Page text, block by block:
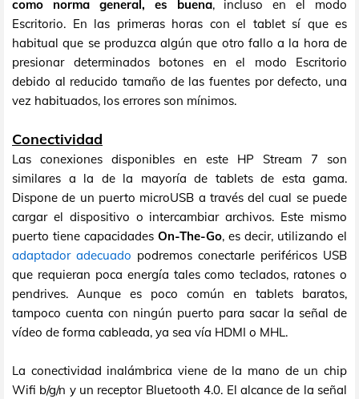
como norma general, es buena, incluso en el modo
Escritorio. En las primeras horas con el tablet sí que es
habitual que se produzca algún que otro fallo a la hora de
presionar determinados botones en el modo Escritorio
debido al reducido tamaño de las fuentes por defecto, una
vez habituados, los errores son mínimos.
Conectividad
Las conexiones disponibles en este HP Stream 7 son
similares a la de la mayoría de tablets de esta gama.
Dispone de un puerto microUSB a través del cual se puede
cargar el dispositivo o intercambiar archivos. Este mismo
puerto tiene capacidades On-The-Go, es decir, utilizando el
adaptador adecuado podremos conectarle periféricos USB
que requieran poca energía tales como teclados, ratones o
pendrives. Aunque es poco común en tablets baratos,
tampoco cuenta con ningún puerto para sacar la señal de
vídeo de forma cableada, ya sea vía HDMI o MHL.
La conectividad inalámbrica viene de la mano de un chip
Wifi b/g/n y un receptor Bluetooth 4.0. El alcance de la señal